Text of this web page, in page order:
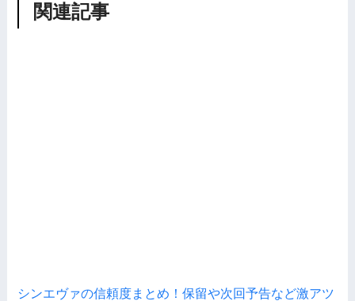
関連記事
シンエヴァの信頼度まとめ！保留や次回予告など激アツ